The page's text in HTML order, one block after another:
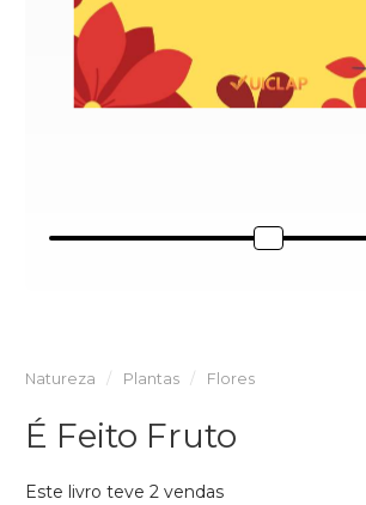
Natureza Plantas Flores
É Feito Fruto
Este livro teve 2 vendas